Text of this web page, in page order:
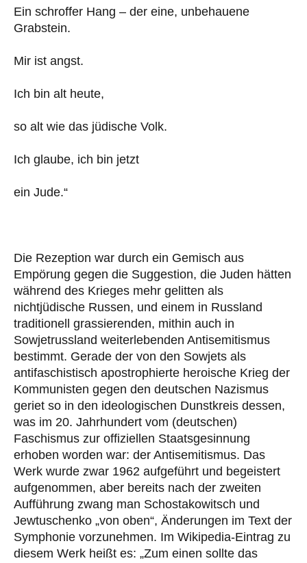
Ein schroffer Hang – der eine, unbehauene
Grabstein.
Mir ist angst.
Ich bin alt heute,
so alt wie das jüdische Volk.
Ich glaube, ich bin jetzt
ein Jude.“
Die Rezeption war durch ein Gemisch aus
Empörung gegen die Suggestion, die Juden hätten
während des Krieges mehr gelitten als
nichtjüdische Russen, und einem in Russland
traditionell grassierenden, mithin auch in
Sowjetrussland weiterlebenden Antisemitismus
bestimmt. Gerade der von den Sowjets als
antifaschistisch apostrophierte heroische Krieg der
Kommunisten gegen den deutschen Nazismus
geriet so in den ideologischen Dunstkreis dessen,
was im 20. Jahrhundert vom (deutschen)
Faschismus zur offiziellen Staatsgesinnung
erhoben worden war: der Antisemitismus. Das
Werk wurde zwar 1962 aufgeführt und begeistert
aufgenommen, aber bereits nach der zweiten
Aufführung zwang man Schostakowitsch und
Jewtuschenko „von oben“, Änderungen im Text der
Symphonie vorzunehmen. Im Wikipedia-Eintrag zu
diesem Werk heißt es: „Zum einen sollte das